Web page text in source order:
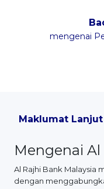
mengenai
Maklumat
Mengenai
Al Rajhi Bank Malaysia
dengan